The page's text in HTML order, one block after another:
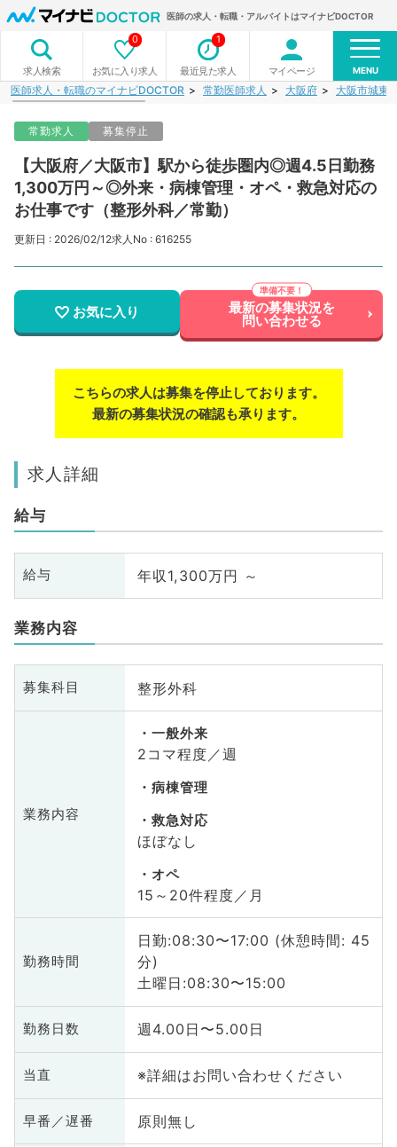
医師の求人・転職・アルバイトはマイナビDOCTOR
求人検索 お気に入り求人
0
最近見た求人
1
マイページ MENU
医師求人・転職のマイナビDOCTOR 常勤医師求人 大阪府 大阪市城東
常勤求人 募集停止
【大阪府／大阪市】駅から徒歩圏内◎週4.5日勤務
1,300万円～◎外来・病棟管理・オペ・救急対応の
お仕事です（整形外科／常勤）
更新日 : 2026/02/12求人No : 616255
お気に入り 最新の募集状況を
問い合わせる
こちらの求人は募集を停止しております。
最新の募集状況の確認も承ります。
求人詳細
給与
給与 年収1,300万円 ～
業務内容
募集科目 整形外科
業務内容
一般外来
2コマ程度／週
病棟管理
救急対応
ほぼなし
オペ
15～20件程度／月
勤務時間
日勤:08:30〜17:00 (休憩時間: 45
分)
土曜日:08:30〜15:00
勤務日数 週4.00日〜5.00日
当直 ※詳細はお問い合わせください
早番／遅番 原則無し